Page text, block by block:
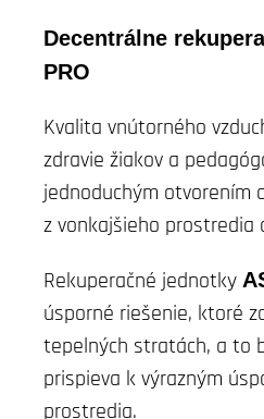
Decentrálne
PRO
Kvalita vnútorného
zdravie žiakov a
jednoduchým otvorením
z vonkajšieho prostredia
Rekuperačné jednotky
úsporné riešenie, ktoré
tepelných stratách, a to
prispieva k výrazným
prostredia.